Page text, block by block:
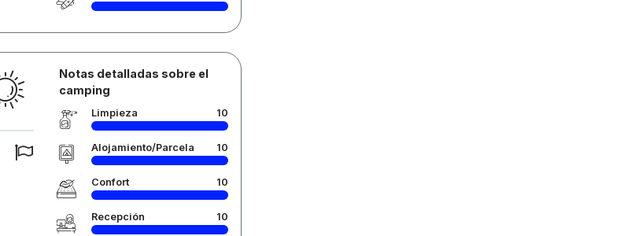
Notas detalladas sobre el
camping
Limpieza 10
Alojamiento/Parcela 10
Confort 10
Recepción 10